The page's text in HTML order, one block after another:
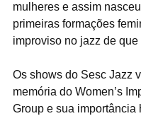
mulheres e assim
primeiras formações
improviso no jazz de que
Os shows do Sesc Jazz
memória do Women’s
Group e sua importância